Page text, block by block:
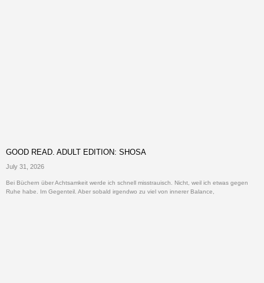
GOOD READ. ADULT EDITION: SHOSA
July 31, 2026
Bei Büchern über Achtsamkeit werde ich schnell misstrauisch. Nicht, weil ich etwas gegen
Ruhe habe. Im Gegenteil. Aber sobald irgendwo zu viel von innerer Balance,